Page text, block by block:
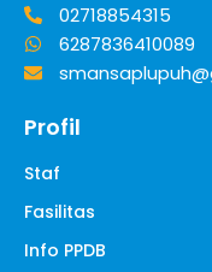
02718854315
6287836410089
Profil
Staf
Fasilitas
Info PPDB